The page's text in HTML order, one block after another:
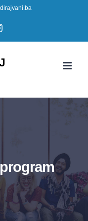
Instagram